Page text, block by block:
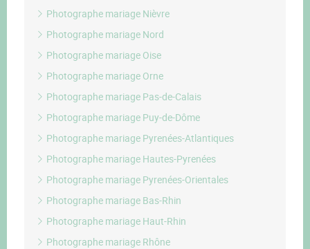
Photographe mariage Nièvre
Photographe mariage Nord
Photographe mariage Oise
Photographe mariage Orne
Photographe mariage Pas-de-Calais
Photographe mariage Puy-de-Dôme
Photographe mariage Pyrenées-Atlantiques
Photographe mariage Hautes-Pyrenées
Photographe mariage Pyrenées-Orientales
Photographe mariage Bas-Rhin
Photographe mariage Haut-Rhin
Photographe mariage Rhône